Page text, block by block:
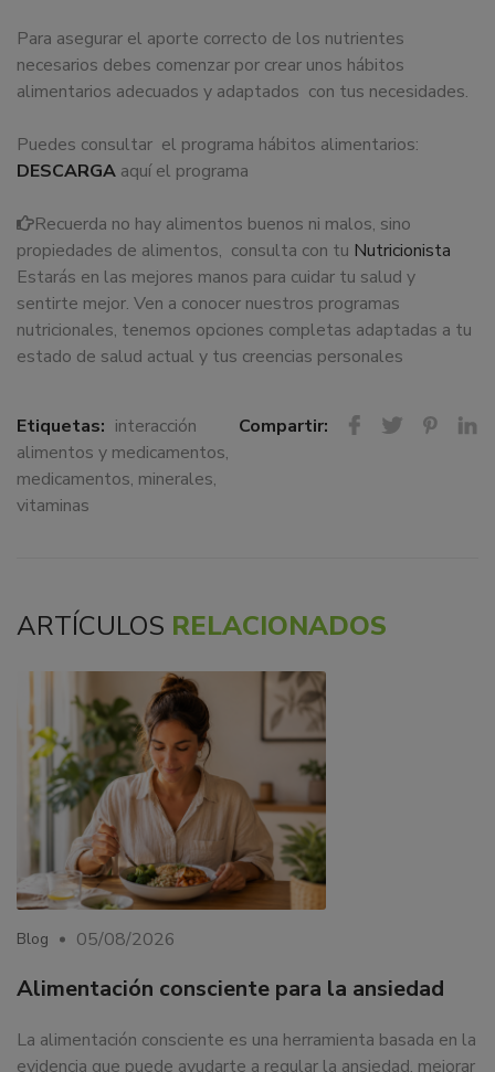
Para asegurar el aporte correcto de los nutrientes
necesarios debes comenzar por crear unos hábitos
alimentarios adecuados y adaptados con tus necesidades.
Puedes consultar el programa hábitos alimentarios:
DESCARGA aquí el programa
Recuerda no hay alimentos buenos ni malos, sino
propiedades de alimentos, consulta con tu Nutricionista
Estarás en las mejores manos para cuidar tu salud y
sentirte mejor. Ven a conocer nuestros programas
nutricionales, tenemos opciones completas adaptadas a tu
estado de salud actual y tus creencias personales
Etiquetas: interacción
alimentos y medicamentos,
medicamentos, minerales,
vitaminas
Compartir:
ARTÍCULOS RELACIONADOS
Blog 05/08/2026
Alimentación consciente para la ansiedad
La alimentación consciente es una herramienta basada en la
evidencia que puede ayudarte a regular la ansiedad, mejorar